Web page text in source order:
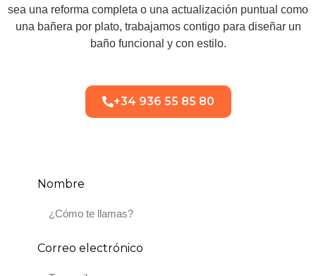
sea una reforma completa o una actualización puntual como
una bañera por plato, trabajamos contigo para diseñar un
baño funcional y con estilo.
+34 936 55 85 80
Nombre
Correo electrónico